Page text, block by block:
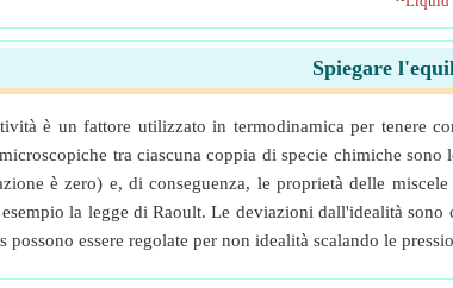
Spiegare
è un fattore utilizzato in termodinamica per tenere
tra ciascuna coppia di specie chimiche
è zero) e, di conseguenza, le proprietà delle
esempio la legge di Raoult. Le deviazioni dall'idealità
possono essere regolate per non idealità scalando le